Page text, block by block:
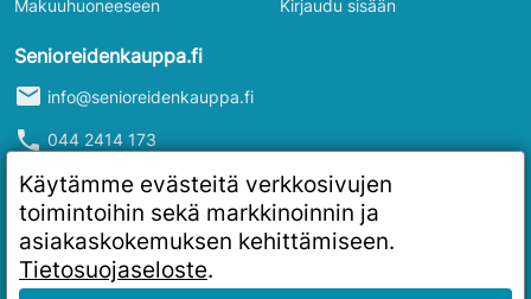
Makuuhuoneeseen Kirjaudu sisään
Senioreidenkauppa.fi
mail info@senioreidenkauppa.fi
phone 044 2414 173
infoY-tunnus: 2986916-4
Käytämme evästeitä verkkosivujen
toimintoihin sekä markkinoinnin ja
asiakaskokemuksen kehittämiseen.
Tietosuojaseloste.